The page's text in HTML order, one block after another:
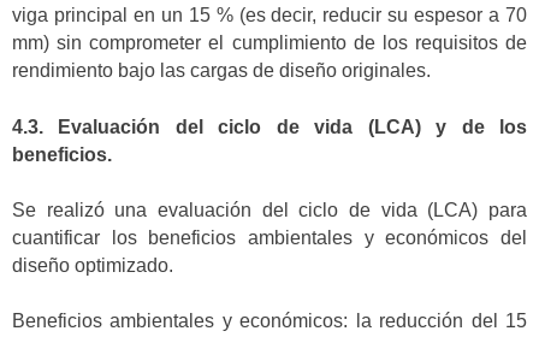
viga principal en un 15 % (es decir, reducir su espesor a 70
mm) sin comprometer el cumplimiento de los requisitos de
rendimiento bajo las cargas de diseño originales.
4.3. Evaluación del ciclo de vida (LCA) y de los
beneficios.
Se realizó una evaluación del ciclo de vida (LCA) para
cuantificar los beneficios ambientales y económicos del
diseño optimizado.
Beneficios ambientales y económicos: la reducción del 15